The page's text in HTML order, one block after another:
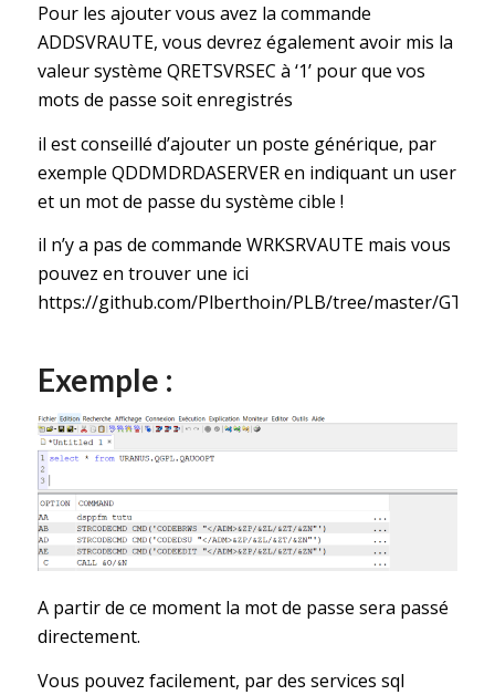
Pour les ajouter vous avez la commande
ADDSVRAUTE, vous devrez également avoir mis la
valeur système QRETSVRSEC à ‘1’ pour que vos
mots de passe soit enregistrés
il est conseillé d’ajouter un poste générique, par
exemple QDDMDRDASERVER en indiquant un user
et un mot de passe du système cible !
il n’y a pas de commande WRKSRVAUTE mais vous
pouvez en trouver une ici
https://github.com/Plberthoin/PLB/tree/master/
Exemple :
A partir de ce moment la mot de passe sera passé
directement.
Vous pouvez facilement, par des services sql